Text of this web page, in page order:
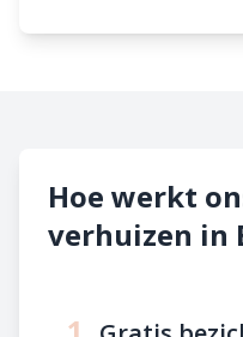
Hoe werkt
verhuizen in